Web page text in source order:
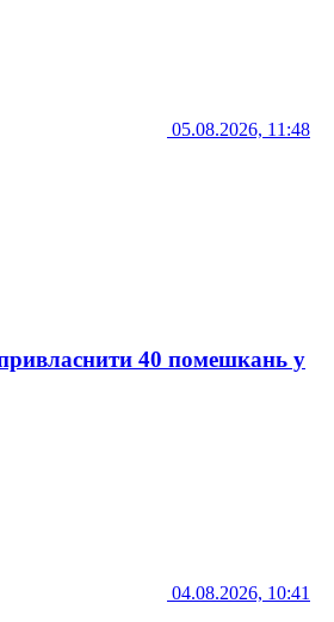
05.08.2026, 11:48
40 помешкань у
04.08.2026, 10:41